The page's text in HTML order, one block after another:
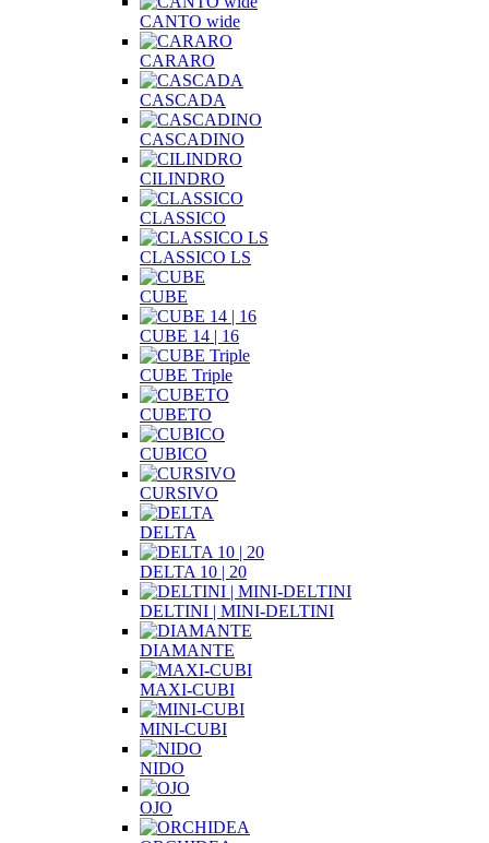
CANTO wide
CARARO
CASCADA
CASCADINO
CILINDRO
CLASSICO
CLASSICO LS
CUBE
CUBE 14 | 16
CUBE Triple
CUBETO
CUBICO
CURSIVO
DELTA
DELTA 10 | 20
DELTINI | MINI-DELTINI
DIAMANTE
MAXI-CUBI
MINI-CUBI
NIDO
OJO